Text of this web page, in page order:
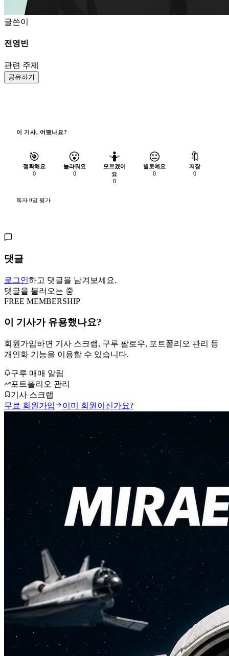
글쓴이
전영빈
관련 주제
공유하기
이 기사, 어땠나요?
🎯
정확해요
0
😮
놀라워요
0
🤷
모르겠어
요
0
😐
별로예요
0
🔖
저장
0
독자 0명 평가
댓글
로그인하고 댓글을 남겨보세요.
댓글을 불러오는 중
FREE MEMBERSHIP
이 기사가 유용했나요?
회원가입하면 기사 스크랩, 구루 팔로우, 포트폴리오 관리 등
개인화 기능을 이용할 수 있습니다.
구루 매매 알림
포트폴리오 관리
기사 스크랩
무료 회원가입
이미 회원이신가요?